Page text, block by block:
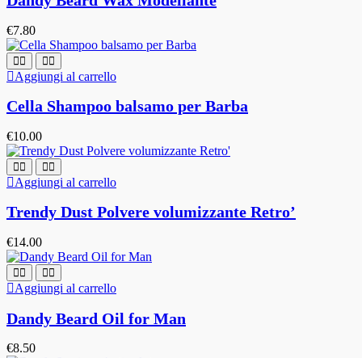
€7.80
Aggiungi al carrello
Cella Shampoo balsamo per Barba
€10.00
Aggiungi al carrello
Trendy Dust Polvere volumizzante Retro’
€14.00
Aggiungi al carrello
Dandy Beard Oil for Man
€8.50